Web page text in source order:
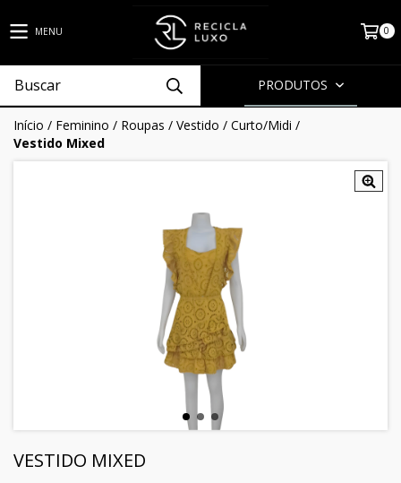
MENU 0
PRODUTOS
Início / Feminino / Roupas / Vestido / Curto/Midi /
Vestido Mixed
VESTIDO MIXED